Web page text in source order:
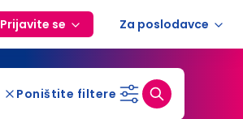
Prijavite se Za poslodavce
Poništite filtere